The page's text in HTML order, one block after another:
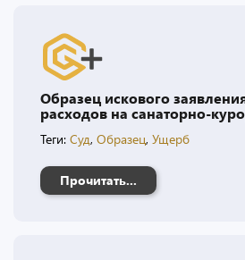
Образец искового
расходов на санаторно-
Теги: Суд, Образец, Ущерб
Прочитать...